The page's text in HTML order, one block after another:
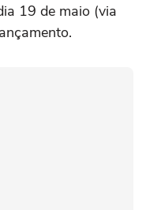
19 de maio (via